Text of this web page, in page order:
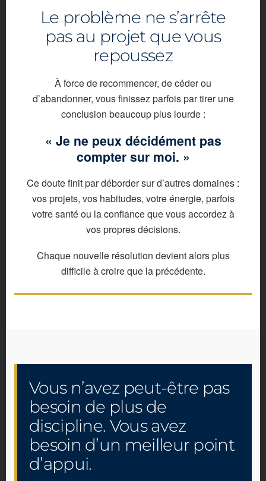
Le problème ne s’arrête
pas au projet que vous
repoussez
À force de recommencer, de céder ou
d’abandonner, vous finissez parfois par tirer une
conclusion beaucoup plus lourde :
« Je ne peux décidément pas
compter sur moi. »
Ce doute finit par déborder sur d’autres domaines :
vos projets, vos habitudes, votre énergie, parfois
votre santé ou la confiance que vous accordez à
vos propres décisions.
Chaque nouvelle résolution devient alors plus
difficile à croire que la précédente.
Vous n’avez peut-être pas
besoin de plus de
discipline. Vous avez
besoin d’un meilleur point
d’appui.